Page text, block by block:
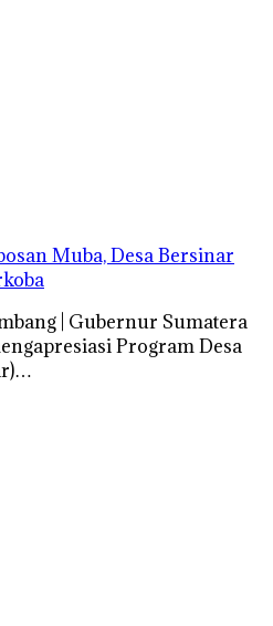
Muba, Desa Bersinar
| Gubernur Sumatera
Program Desa